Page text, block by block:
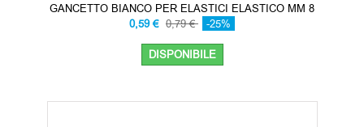
GANCETTO BIANCO PER ELASTICI ELASTICO MM 8
0,59 € 0,79 € -25%
DISPONIBILE